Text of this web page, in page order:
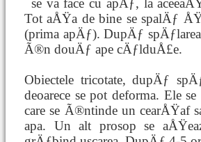
se va face cu apÄƒ, la
Tot aÅŸa de bine se spalÄƒ
(prima apÄƒ). DupÄƒ
Ã®n douÄƒ ape cÄƒlduÅ£e.
Obiectele tricotate, dupÄƒ
deoarece se pot deforma. Ele
care se Ã®ntinde un cearÅŸaf
apa. Un alt prosop se